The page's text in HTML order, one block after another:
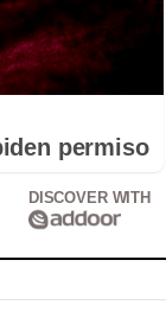
permiso
DISCOVER WITH